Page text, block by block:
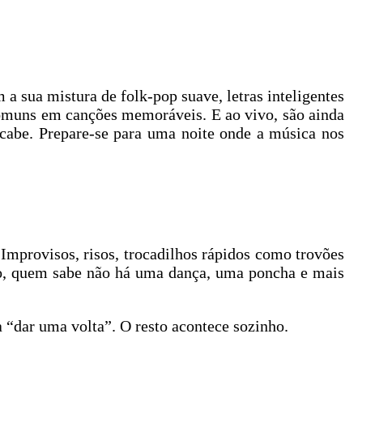
a sua mistura de folk-pop suave, letras inteligentes
em canções memoráveis. E ao vivo, são ainda
Prepare-se para uma noite onde a música nos
risos, trocadilhos rápidos como trovões
sabe não há uma dança, uma poncha e mais
uma volta”. O resto acontece sozinho.